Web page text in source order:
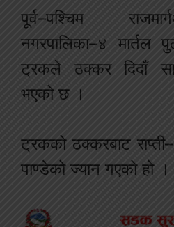
पूर्व–पश्चिम
नगरपालिका–४ मार्तल
ट्रकले ठक्कर दिदाँ
भएको छ ।
ट्रकको ठक्करबाट
पाण्डेको ज्यान गएको हो ।